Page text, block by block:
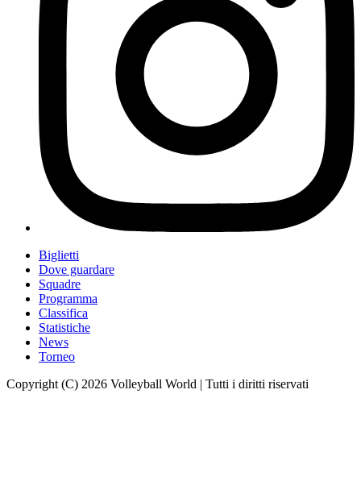
Biglietti
Dove guardare
Squadre
Programma
Classifica
Statistiche
News
Torneo
Copyright (C) 2026 Volleyball World | Tutti i diritti riservati